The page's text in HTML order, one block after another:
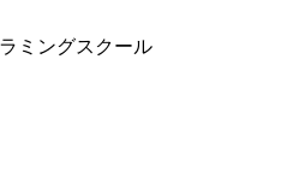
ミングスクール